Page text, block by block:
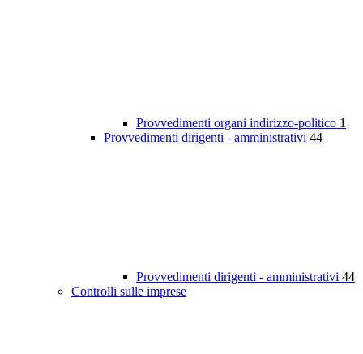
Provvedimenti organi indirizzo-politico 1
Provvedimenti dirigenti - amministrativi 44
Provvedimenti dirigenti - amministrativi 44
Controlli sulle imprese